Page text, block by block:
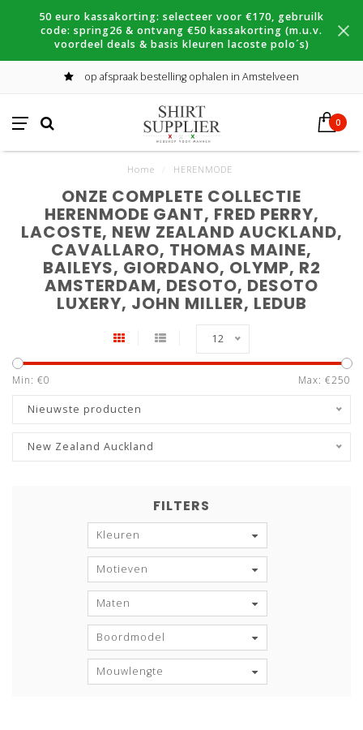
50 euro kassakorting: selecteer voor €170, gebruilk
code: spring26 & ontvang €50 kassakorting (m.u.v.
voordeel deals & basis kleuren lacoste polo´s)
op afspraak bestelling ophalen in Amstelveen
0
Home HERENMODE
ONZE COMPLETE COLLECTIE
HERENMODE GANT, FRED PERRY,
LACOSTE, NEW ZEALAND AUCKLAND,
CAVALLARO, THOMAS MAINE,
BAILEYS, GIORDANO, OLYMP, R2
AMSTERDAM, DESOTO, DESOTO
LUXERY, JOHN MILLER, LEDUB
12
Min: €0 Max: €250
Nieuwste producten
New Zealand Auckland
FILTERS
Kleuren
Motieven
Maten
Boordmodel
Mouwlengte